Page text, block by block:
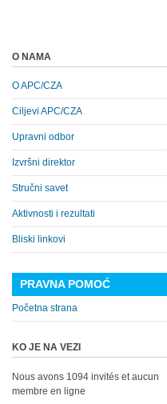
O NAMA
O APC/CZA
Ciljevi APC/CZA
Upravni odbor
Izvršni direktor
Stručni savet
Aktivnosti i rezultati
Bliski linkovi
PRAVNA POMOĆ
Početna strana
KO JE NA VEZI
Nous avons 1094 invités et aucun
membre en ligne